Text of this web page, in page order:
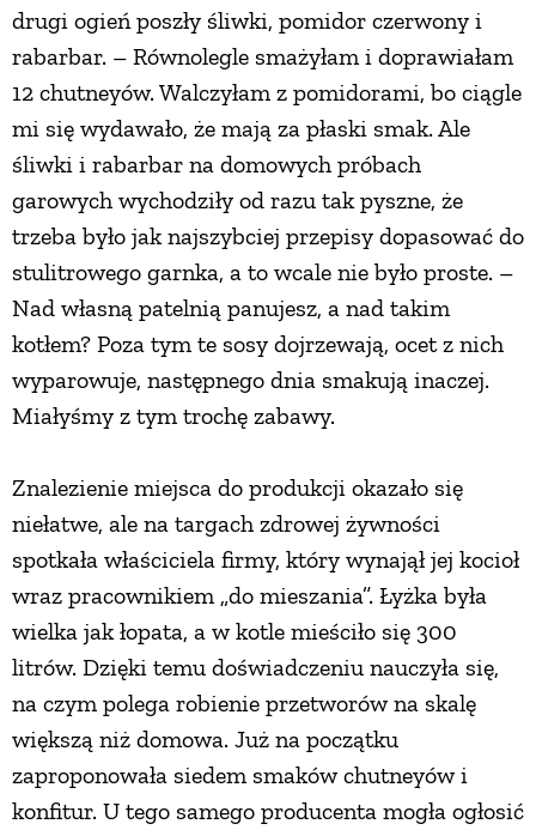
drugi ogień poszły śliwki, pomidor czerwony i
rabarbar. – Równolegle smażyłam i doprawiałam
12 chutneyów. Walczyłam z pomidorami, bo ciągle
mi się wydawało, że mają za płaski smak. Ale
śliwki i rabarbar na domowych próbach
garowych wychodziły od razu tak pyszne, że
trzeba było jak najszybciej przepisy dopasować do
stulitrowego garnka, a to wcale nie było proste. –
Nad własną patelnią panujesz, a nad takim
kotłem? Poza tym te sosy dojrzewają, ocet z nich
wyparowuje, następnego dnia smakują inaczej.
Miałyśmy z tym trochę zabawy.
Znalezienie miejsca do produkcji okazało się
niełatwe, ale na targach zdrowej żywności
spotkała właściciela firmy, który wynajął jej kocioł
wraz pracownikiem „do mieszania”. Łyżka była
wielka jak łopata, a w kotle mieściło się 300
litrów. Dzięki temu doświadczeniu nauczyła się,
na czym polega robienie przetworów na skalę
większą niż domowa. Już na początku
zaproponowała siedem smaków chutneyów i
konfitur. U tego samego producenta mogła ogłosić